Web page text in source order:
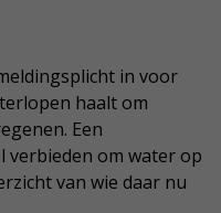
in voor
haalt om
Een
om water op
van wie daar nu